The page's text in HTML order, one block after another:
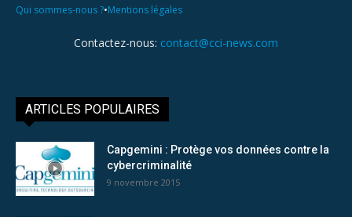
Qui sommes-nous ?•Mentions légales
Contactez-nous: contact@cci-news.com
ARTICLES POPULAIRES
Capgemini : Protège vos données contre la
cybercriminalité
9 novembre 2015